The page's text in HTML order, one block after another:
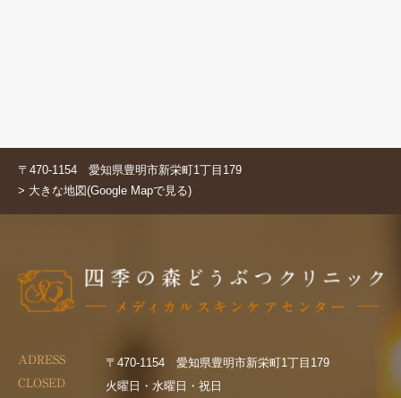
〒470-1154 愛知県豊明市新栄町1丁目179
> 大きな地図(Google Mapで見る)
ADRESS 〒470-1154 愛知県豊明市新栄町1丁目179
CLOSED 火曜日・水曜日・祝日